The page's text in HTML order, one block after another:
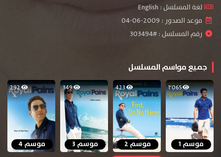
لغة المسلسل : English
موعد الصدور : 2009-06-04
رقم المسلسل : #303494
جميع مواسم المسلسل
1٬065
موسم 1
423
موسم 2
349
موسم 3
292
موسم 4